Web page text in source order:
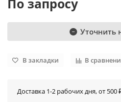
По запросу
Уточнить
В закладки В
Доставка 1-2 рабочих дня, от 500